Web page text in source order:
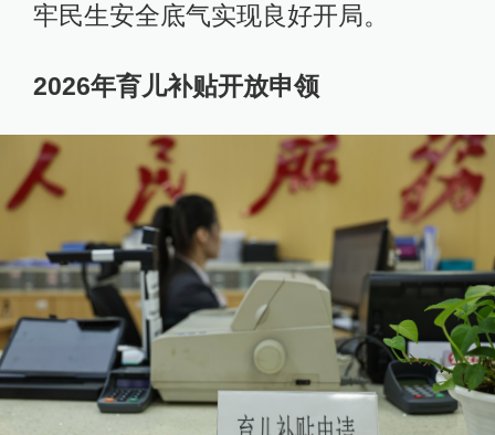
牢民生安全底气实现良好开局。
2026年育儿补贴开放申领